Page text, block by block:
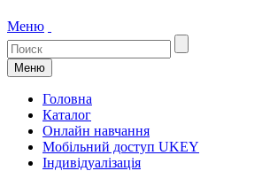
Меню
Меню
Головна
Каталог
Онлайн навчання
Мобільний доступ UKEY
Індивідуалізація